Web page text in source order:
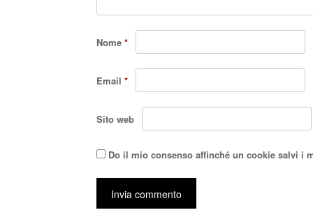
Nome *
Email *
Sito web
Do il mio consenso affinché un cookie salvi i